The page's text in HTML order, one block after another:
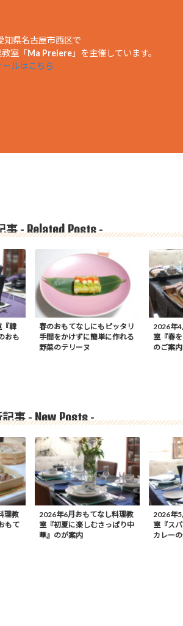
県名古屋市西区で
室「Ma Preiere」を主催しています。
ルはこちら
事 -Related Posts-
『韓
おも
春のおもてなしにもピッタリ
手間をかけずに簡単に作れる
野菜のテリーヌ
2026年4
室『春
のご案内
事 -New Posts-
理教
もて
2026年6月おもてなし料理教
室『初夏に楽しむさっぱり中
華』のが案内
2026年5
室『ス
カレー